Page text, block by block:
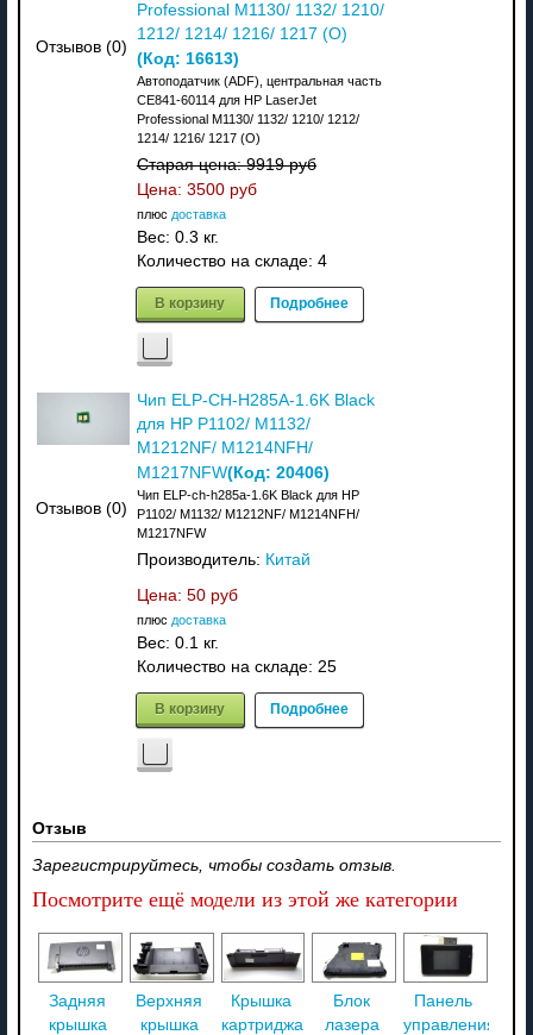
Отзывов (0)
Professional M1130/ 1132/ 1210/
1212/ 1214/ 1216/ 1217 (О)
(Код: 16613)
Автоподатчик (ADF), центральная часть
CE841-60114 для HP LaserJet
Professional M1130/ 1132/ 1210/ 1212/
1214/ 1216/ 1217 (О)
Старая цена:9919 руб
Цена: 3500 руб
плюс доставка
Вес: 0.3 кг.
Количество на складе: 4
В корзину Подробнее
Отзывов (0)
Чип ELP-CH-H285A-1.6K Black
для HP P1102/ M1132/
M1212NF/ M1214NFH/
M1217NFW(Код: 20406)
Чип ELP-ch-h285a-1.6K Black для HP
P1102/ M1132/ M1212NF/ M1214NFH/
M1217NFW
Производитель: Китай
Цена: 50 руб
плюс доставка
Вес: 0.1 кг.
Количество на складе: 25
В корзину Подробнее
Отзыв
Зарегистрируйтесь, чтобы создать отзыв.
Посмотрите ещё модели из этой же категории
Задняя
крышка
Верхняя
крышка
Крышка
картриджа
Блок
лазера
Панель
управления